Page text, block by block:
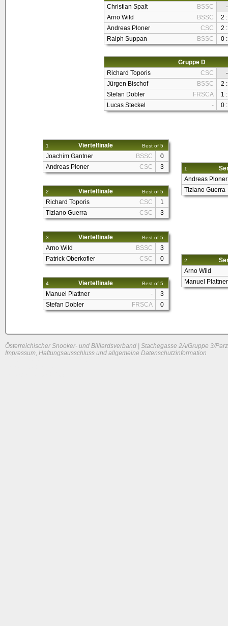
Christian Spalt
BSSC
-
Arno Wild
BSSC
2
Andreas Ploner
CSC
2
Ralph Suppan
BSSC 0
Gruppe D
Richard Toporis
CSC
-
Jürgen Bischof
BSSC
2
Stefan Dobler
FRSCA
1
Lucas Steckel
- 0
1 Viertelfinale Best of 5
Joachim Gantner BSSC
0
Andreas Ploner
CSC 3
2 Viertelfinale Best of 5
Richard Toporis CSC
1
Tiziano Guerra
CSC 3
3 Viertelfinale Best of 5
Arno Wild BSSC
3
Patrick Oberkofler
CSC 0
4 Viertelfinale Best of 5
Manuel Plattner -
3
Stefan Dobler
FRSCA 0
1
Andreas Ploner
Tiziano Guerra
2
Arno Wild
Manuel Plattner
Österreichischer Snooker- und Billiardsverband | Stachegasse 2A/Gruppe 3/
Impressum, Haftungsausschluss und allgemeine Datenschutzinformation